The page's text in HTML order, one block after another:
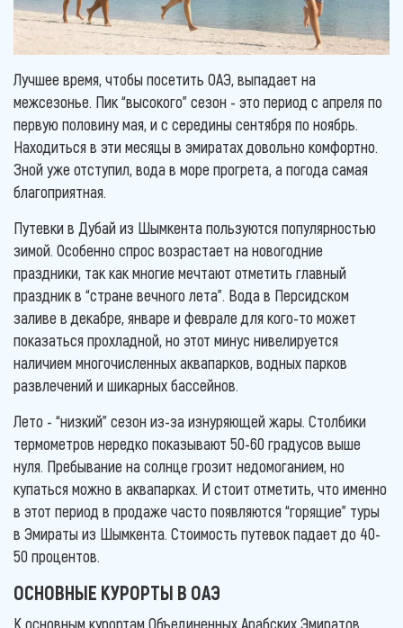
Лучшее время, чтобы посетить ОАЭ, выпадает на
межсезонье. Пик “высокого” сезон - это период с апреля по
первую половину мая, и с середины сентября по ноябрь.
Находиться в эти месяцы в эмиратах довольно комфортно.
Зной уже отступил, вода в море прогрета, а погода самая
благоприятная.
Путевки в Дубай из Шымкента пользуются популярностью
зимой. Особенно спрос возрастает на новогодние
праздники, так как многие мечтают отметить главный
праздник в “стране вечного лета”. Вода в Персидском
заливе в декабре, январе и феврале для кого-то может
показаться прохладной, но этот минус нивелируется
наличием многочисленных аквапарков, водных парков
развлечений и шикарных бассейнов.
Лето - “низкий” сезон из-за изнуряющей жары. Столбики
термометров нередко показывают 50-60 градусов выше
нуля. Пребывание на солнце грозит недомоганием, но
купаться можно в аквапарках. И стоит отметить, что именно
в этот период в продаже часто появляются “горящие” туры
в Эмираты из Шымкента. Стоимость путевок падает до 40-
50 процентов.
ОСНОВНЫЕ КУРОРТЫ В ОАЭ
К основным курортам Объединенных Арабских Эмиратов